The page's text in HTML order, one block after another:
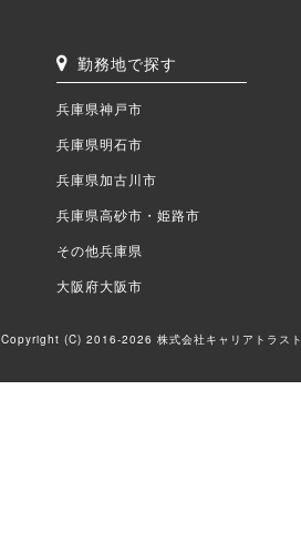
勤務地で探す
兵庫県神戸市
兵庫県明石市
兵庫県加古川市
兵庫県高砂市・姫路市
その他兵庫県
大阪府大阪市
Copyright (C) 2016-2026 株式会社キャリアトラスト